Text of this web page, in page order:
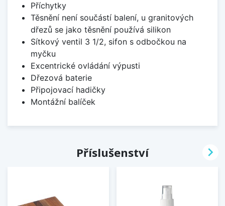
Příchytky
Těsnění není součástí balení, u granitových
dřezů se jako těsnění používá silikon
Sítkový ventil 3 1/2, sifon s odbočkou na
myčku
Excentrické ovládání výpusti
Dřezová baterie
Připojovací hadičky
Montážní balíček
Příslušenství 